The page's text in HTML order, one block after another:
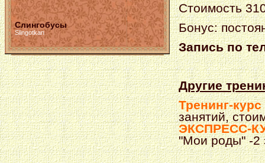
Слингобусы
Slingotkan
Стоимость
Бонус:
Запись по
Другие
Тренинг-
занятий,
ЭКСПРЕСС-
"Мои роды" -2